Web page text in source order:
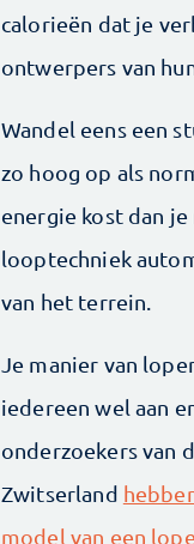
calorieën dat je
ontwerpers van
Wandel eens een
zo hoog op als
energie kost dan
looptechniek
van het terrein.
Je manier van
iedereen wel aan
onderzoekers van
Zwitserland
model van een